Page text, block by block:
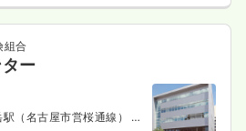
組合
ー
駅（名古屋市営桜通線） 徒